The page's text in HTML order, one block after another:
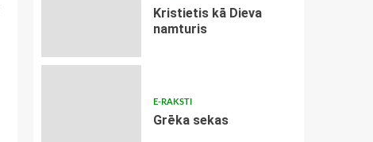
Kristietis kā Dieva
namturis
E-RAKSTI
Grēka sekas